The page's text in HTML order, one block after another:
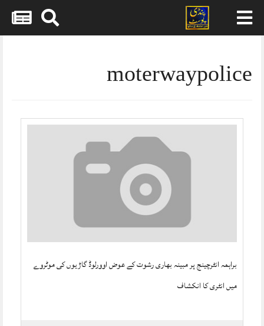
moterwaypolice
براہمہ انٹرچینج پر مبینہ بھاری رشوت کے عوض اوورلوڈ گاڑیوں کی موٹروے
میں انٹری کا انکشاف